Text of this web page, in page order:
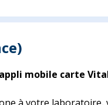
mobile carte